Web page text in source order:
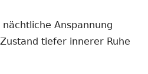
Anspannung
tiefer innerer Ruhe